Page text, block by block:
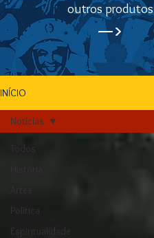
outros produtos
—>
INÍCIO
Todos
Política
Espiritualidade
Notícias